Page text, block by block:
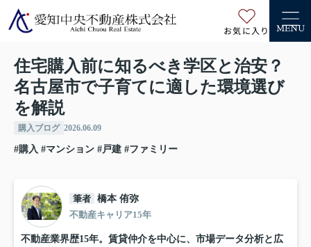
お気に入り MENU
住宅購入前に知るべき学区と治安？
名古屋市で子育てに適した環境選び
を解説
購入ブログ 2026.06.09
#購入 #マンション #戸建 #ファミリー
筆者 橋本 侑弥
不動産キャリア15年
不動産業界歴15年。賃貸仲介を中心に、市場データ分析と広